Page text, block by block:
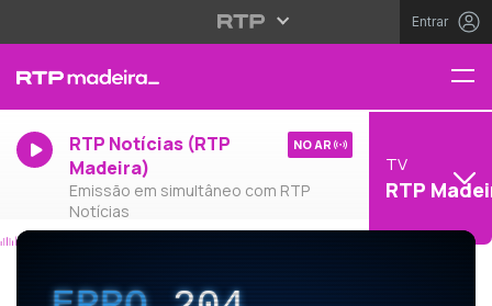
Entrar
RTP Notícias (RTP
Madeira)
Emissão em simultâneo com RTP
Notícias
NO AR
TV
RTP